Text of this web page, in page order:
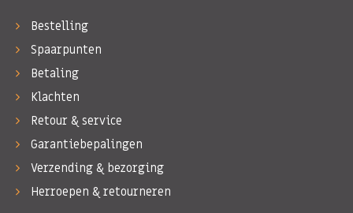
Bestelling
Spaarpunten
Betaling
Klachten
Retour & service
Garantiebepalingen
Verzending & bezorging
Herroepen & retourneren